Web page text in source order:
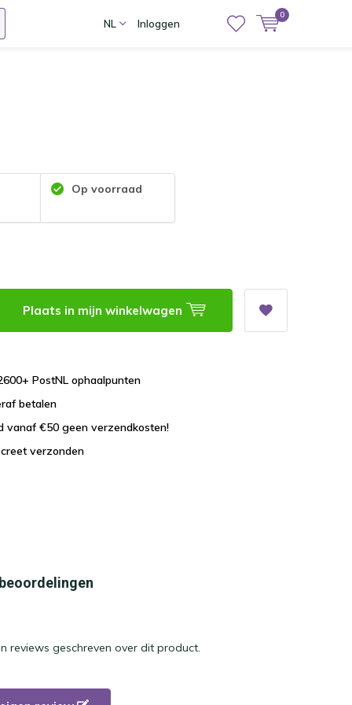
NL Inloggen
0
Op voorraad
Plaats in mijn winkelwagen
PostNL ophaalpunten
betalen
vanaf €50 geen verzendkosten!
verzonden
reviews geschreven over dit product.